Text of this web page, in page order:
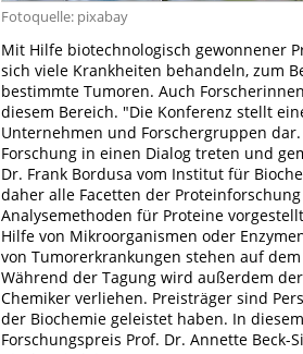
Fotoquelle: pixabay
Mit Hilfe biotechnologisch gewonnener
sich viele Krankheiten behandeln, zum
bestimmte Tumoren. Auch
diesem Bereich. "Die Konferenz stellt
Unternehmen und Forschergruppen
Forschung in einen Dialog treten und
Dr. Frank Bordusa vom Institut für
daher alle Facetten der
Analysemethoden für Proteine
Hilfe von Mikroorganismen oder
von Tumorerkrankungen stehen auf
Während der Tagung wird außerdem
Chemiker verliehen. Preisträger sind
der Biochemie geleistet haben. In
Forschungspreis Prof. Dr. Annette